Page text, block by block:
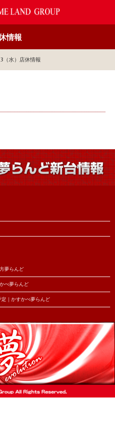
情報
（水）店休情報
夢らんど
べ夢らんど
｜かすかべ夢らんど